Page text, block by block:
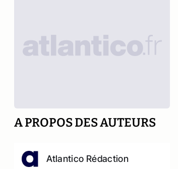
A PROPOS DES AUTEURS
Atlantico Rédaction